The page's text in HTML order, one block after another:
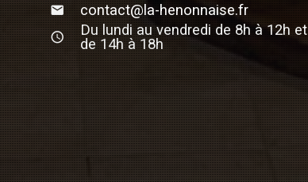
contact@la-henonnaise.fr
Du lundi au vendredi de 8h à 12h et
de 14h à 18h